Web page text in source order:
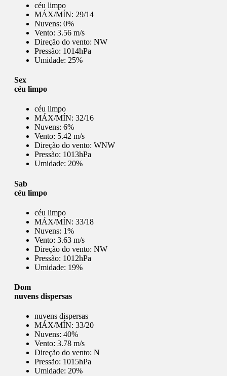
céu limpo
MÁX/MÍN: 29/14
Nuvens: 0%
Vento: 3.56 m/s
Direção do vento: NW
Pressão: 1014hPa
Umidade: 25%
Sex
céu limpo
céu limpo
MÁX/MÍN: 32/16
Nuvens: 6%
Vento: 5.42 m/s
Direção do vento: WNW
Pressão: 1013hPa
Umidade: 20%
Sab
céu limpo
céu limpo
MÁX/MÍN: 33/18
Nuvens: 1%
Vento: 3.63 m/s
Direção do vento: NW
Pressão: 1012hPa
Umidade: 19%
Dom
nuvens dispersas
nuvens dispersas
MÁX/MÍN: 33/20
Nuvens: 40%
Vento: 3.78 m/s
Direção do vento: N
Pressão: 1015hPa
Umidade: 20%